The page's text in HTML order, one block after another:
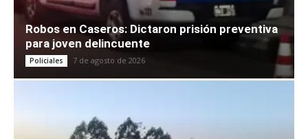
Robos en Caseros: Dictaron prisión preventiva
para joven delincuente
Policiales 7 de agosto de 2026